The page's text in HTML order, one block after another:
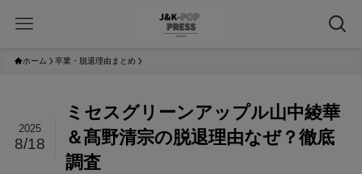
ホーム 卒業・脱退理由まとめ
ミセスグリーンアップル山中綾華
＆髙野清宗の脱退理由なぜ？徹底
調査
2025
8/18